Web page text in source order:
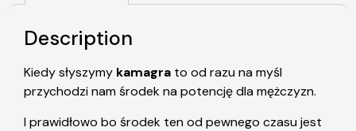
Description
Kiedy słyszymy kamagra to od razu na myśl
przychodzi nam środek na potencję dla mężczyzn.
I prawidłowo bo środek ten od pewnego czasu jest